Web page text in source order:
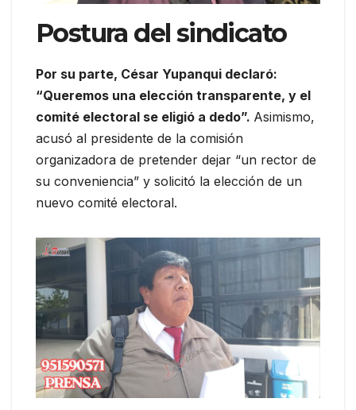
Postura del sindicato
Por su parte, César Yupanqui declaró:
“Queremos una elección transparente, y el
comité electoral se eligió a dedo”. Asimismo,
acusó al presidente de la comisión
organizadora de pretender dejar “un rector de
su conveniencia” y solicitó la elección de un
nuevo comité electoral.